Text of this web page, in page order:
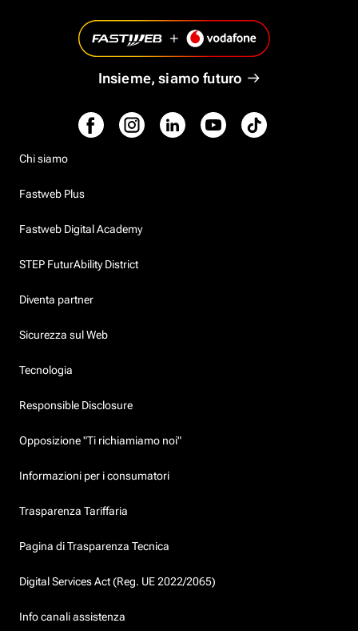
Insieme, siamo futuro
Chi siamo
Fastweb Plus
Fastweb Digital Academy
STEP FuturAbility District
Diventa partner
Sicurezza sul Web
Tecnologia
Responsible Disclosure
Opposizione "Ti richiamiamo noi"
Informazioni per i consumatori
Trasparenza Tariffaria
Pagina di Trasparenza Tecnica
Digital Services Act (Reg. UE 2022/2065)
Info canali assistenza